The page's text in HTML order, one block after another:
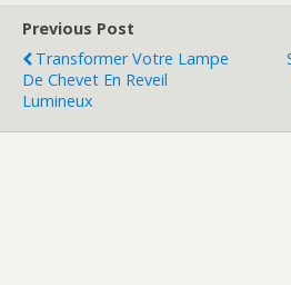
Previous Post
Transformer Votre Lampe
De Chevet En Reveil
Lumineux